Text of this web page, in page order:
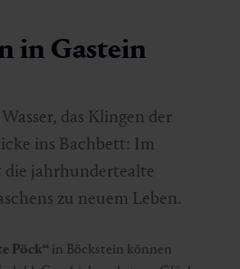
in Gastein
das Klingen der
ins Bachbett: Im
jahrhundertealte
zu neuem Leben.
Pöck“ in Böckstein können